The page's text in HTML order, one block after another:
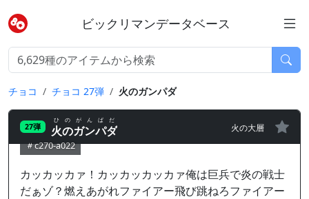
ビックリマンデータベース
チョコ チョコ 27弾 火のガンパダ
27弾 火のガンパダ
ひのがんばだ
火の大層
c270-a022
カッカッカァ！カッカッカッカァ俺は巨兵で炎の戦士
だぁゾ？燃えあがれファイアー飛び跳ねろファイアー